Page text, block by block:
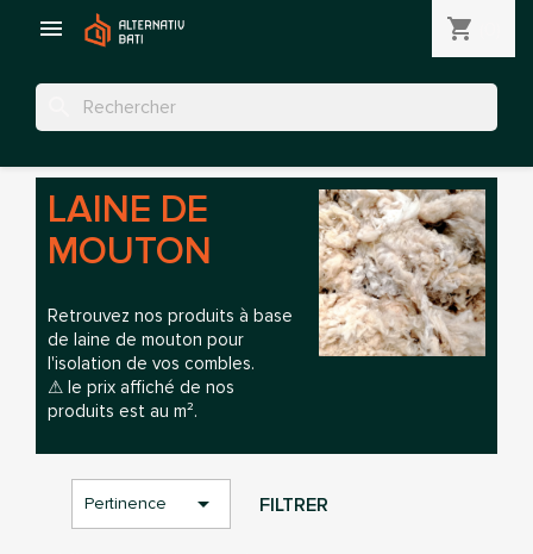
 shopping_cart
LAINE DE
MOUTON
Retrouvez nos produits à base
de laine de mouton pour
l'isolation de vos combles.
⚠ le prix affiché de nos
produits est au m².
Pertinence  FILTRER
×
Vous devez être connecté pour sauvegarder des
produits dans votre liste d'envie